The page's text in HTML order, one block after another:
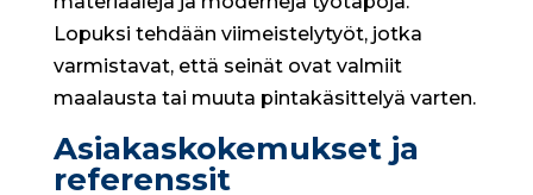
Lopuksi tehdään viimeistelytyöt, jotka
varmistavat, että seinät ovat valmiit
maalausta tai muuta pintakäsittelyä varten.
Asiakaskokemukset ja
referenssit